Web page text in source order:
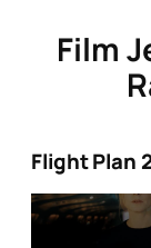
Film
Flight Plan